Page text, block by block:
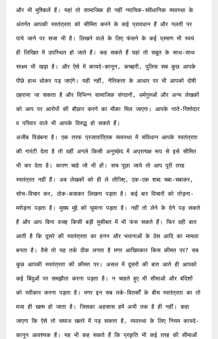
और भी मुश्किलें हैं। यहां तो सामाजिक ही नहीं न्यायिक-संवैधानिक व्यवस्था के
अंतर्गत आपकी स्वतंत्रता को सीमित करने के कई प्रावधान हैं और गलती पर
पाये जाने पर सजा भी है। लिखने वाले के लिए फंसने के कई प्रमाण भी स्वयं
ही लिखित में उपस्थित हो जाते हैं। कह सकते हैं यहां तो सबूत के साथ-साथ
साक्ष्य भी खड़ा है। और ऐसे में कायदे-कानून, कचहरी, पुलिस सब कुछ आपके
पीछे हाथ धोकर पड़ जाएंगे। यही नहीं, नैतिकता के आधार पर भी आपको दोषी
ठहराया जा सकता है और विभिन्न सामाजिक संगठनों, धर्मगुरुओं और अन्य लेखकों
को आप पर आरोपों की बौछार करने का मौका मिल जाएगा। आपके नाते-रिश्तेदार
व परिवार वाले भी आपके विरुद्ध हो सकते हैं।
अजीब विडंबना है। एक तरफ प्रजातांत्रिक व्यवस्था में संविधान आपके स्वतंत्रता
की गारंटी देता है तो वहीं अगले किसी अनुच्छेद में अप्रत्यक्ष रूप से इसे सीमित
भी कर देता है। कारण चाहे जो भी हों। सच पूछा जाये तो आप पूरी तरह
स्वतंत्रत नहीं हैं। अब लेखकों को ही ले लीजिए, एक-एक शब्द चबा-चबाकर,
सोच-विचार कर, ठोक-बजाकर लिखना पड़ता है। कई बार विचारों को तोड़ना-
मरोड़ना पड़ता है। मुख्य मुद्दे को घुमाना पड़ता है। नहीं तो लेने के देने पड़ सकते
हैं और आप बिना वजह किसी बड़ी मुसीबत में भी फंस सकते हैं। फिर वही बात
आती है कि दूसरे की स्वतंत्रता का हनन और भावनाओं के ठेस आदि का मामला
बनता है। वैसे तो यह तर्क ठीक लगता है मगर आखिरकार किस कीमत पर? सब
कुछ आपकी स्वतंत्रता की कीमत पर। असल में दूसरों की बात आते ही आपको
कई बिंदुओं पर समझौता करना पड़ता है। न चाहते हुए भी सीमाओं और बंदिशों
को स्वीकार करना पड़ता है। मगर इन सब तर्क-वितर्कों के बीच स्वतंत्रता का तो
मजा ही खत्म हो जाता है। जिसका अहसास हमें अभी तक है ही नहीं। कहा
जाएगा कि ऐसे तो समाज खतरे में पड़ सकता है, व्यवस्था के लिए नियम कायदे-
कानून आवश्यक हैं। यह भी कह सकते हैं कि प्रकृति भी कई तरह की सीमाओं